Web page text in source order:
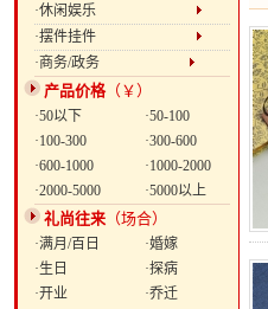
·休闲娱乐
·摆件挂件
·商务/政务
产品价格（￥）
·50以下
·50-100
·100-300
·300-600
·600-1000
·1000-2000
·2000-5000
·5000以上
礼尚往来 （场合）
·满月/百日
·婚嫁
·生日
·探病
·开业
·乔迁